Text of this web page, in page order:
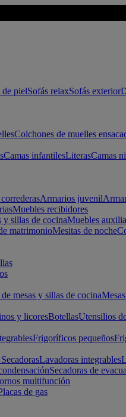
de pielSofás relaxSofás exterior
Colchones de muelles
Camas infantilesLiterasCamas
Armarios juvenil
Muebles recibidores
y sillas de cocinaMuebles
matrimonioMesitas de noche
mesas y sillas de cocina
y licoresBotellasUtensilios
Frigoríficos pequeños
Lavadoras integrables
Secadoras de
multifunción
de gas